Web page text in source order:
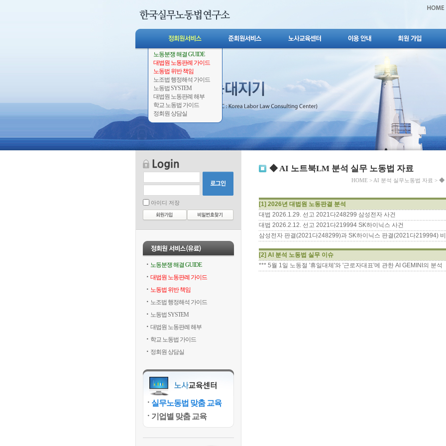
노동분쟁 해결 GUIDE
대법원 노동판례 가이드
노동법 위반 책임
노조법 행정해석 가이드
노동법 SYSTEM
대법원 노동판례 해부
학교 노동법 가이드
정회원 상담실
아이디 저장
노동분쟁 해결 GUIDE
대법원 노동판례 가이드
노동법 위반 책임
노조법 행정해석 가이드
노동법 SYSTEM
대법원 노동판례 해부
학교 노동법 가이드
정회원 상담실
실무노동법 맞춤 교육
기업별 맞춤 교육
◆ AI 노트북LM 분석 실무 노동법 자료
HOME > AI 분석 실무노동법 자료 > ◆
[1] 2026년 대법원 노동판결 분석
대법 2026.1.29. 선고 2021다248299 삼성전자 사건
대법 2026.2.12. 선고 2021다219994 SK하이닉스 사건
삼성전자 판결(2021다248299)과 SK하이닉스 판결(2021다219994)
[2] AI 분석 노동법 실무 이슈
*** 5월 1일 노동절 '휴일대체'와 '근로자대표'에 관한 AI GEMINI의 분석